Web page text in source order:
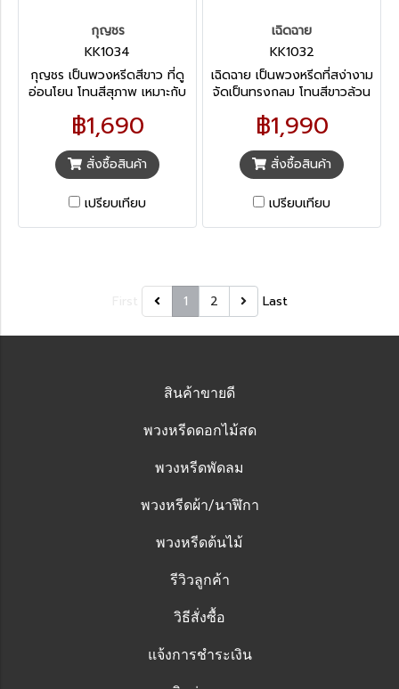
กุญชร
KK1034
กุญชร เป็นพวงหรีดสีขาว ที่ดู
อ่อนโยน โทนสีสุภาพ เหมาะกับ
ซ้ำใคร สื่อถึงการเคารพดวง
วิญญาณที่บริสุทธิ์
฿1,690
สั่งซื้อสินค้า
เปรียบเทียบ
เฉิดฉาย
KK1032
เฉิดฉาย เป็นพวงหรีดที่สง่างาม
จัดเป็นทรงกลม โทนสีขาวล้วน
มักได้รับความนิยมเป็นอย่างมาก
ในกลุ่มผู้ที่สนิทกับผู้เสียชีวิต
หรือ สนิทกับผู้วายชนม์
฿1,990
สั่งซื้อสินค้า
เปรียบเทียบ
1 2 Last
สินค้าขายดี
พวงหรีดดอกไม้สด
พวงหรีดพัดลม
พวงหรีดผ้า/นาฬิกา
พวงหรีดต้นไม้
รีวิวลูกค้า
วิธีสั่งซื้อ
แจ้งการชำระเงิน